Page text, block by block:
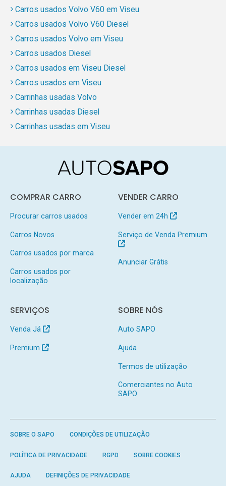
Carros usados Volvo V60 em Viseu
Carros usados Volvo V60 Diesel
Carros usados Volvo em Viseu
Carros usados Diesel
Carros usados em Viseu Diesel
Carros usados em Viseu
Carrinhas usadas Volvo
Carrinhas usadas Diesel
Carrinhas usadas em Viseu
COMPRAR CARRO
Procurar carros usados
Carros Novos
Carros usados por marca
Carros usados por
localização
VENDER CARRO
Vender em 24h
Serviço de Venda Premium
Anunciar Grátis
SERVIÇOS
Venda Já
Premium
SOBRE NÓS
Auto SAPO
Ajuda
Termos de utilização
Comerciantes no Auto
SAPO
SOBRE O SAPO CONDIÇÕES DE UTILIZAÇÃO
POLÍTICA DE PRIVACIDADE RGPD SOBRE COOKIES
AJUDA DEFINIÇÕES DE PRIVACIDADE